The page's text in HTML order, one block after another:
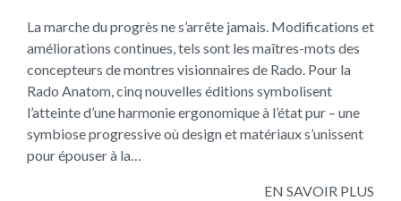
La marche du progrès ne s’arrête jamais. Modifications et
améliorations continues, tels sont les maîtres-mots des
concepteurs de montres visionnaires de Rado. Pour la
Rado Anatom, cinq nouvelles éditions symbolisent
l’atteinte d’une harmonie ergonomique à l’état pur – une
symbiose progressive où design et matériaux s’unissent
pour épouser à la…
EN SAVOIR PLUS